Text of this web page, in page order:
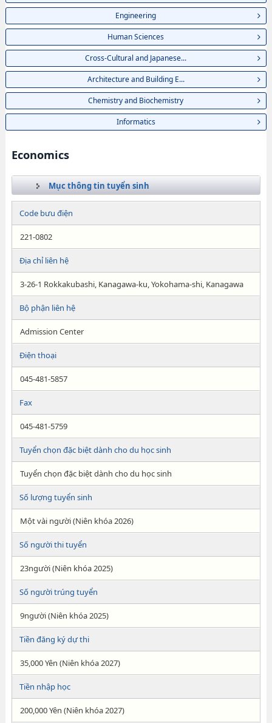
Engineering
Human Sciences
Cross-Cultural and Japanese...
Architecture and Building E...
Chemistry and Biochemistry
Informatics
Economics
Mục thông tin tuyển sinh
Code bưu điện
221-0802
Địa chỉ liên hệ
3-26-1 Rokkakubashi, Kanagawa-ku, Yokohama-shi, Kanagawa
Bộ phận liên hệ
Admission Center
Điện thoại
045-481-5857
Fax
045-481-5759
Tuyển chọn đặc biệt dành cho du học sinh
Tuyển chọn đặc biệt dành cho du học sinh
Số lượng tuyển sinh
Một vài người (Niên khóa 2026)
Số người thi tuyển
23người (Niên khóa 2025)
Số người trúng tuyển
9người (Niên khóa 2025)
Tiền đăng ký dự thi
35,000 Yên (Niên khóa 2027)
Tiền nhập học
200,000 Yên (Niên khóa 2027)